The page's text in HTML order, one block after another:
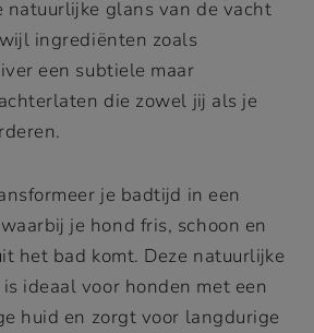
natuurlijke glans van de vacht
ingrediënten zoals
een subtiele maar
die zowel jij als je
je badtijd in een
je hond fris, schoon en
het bad komt. Deze natuurlijke
ideaal voor honden met een
huid en zorgt voor langdurige